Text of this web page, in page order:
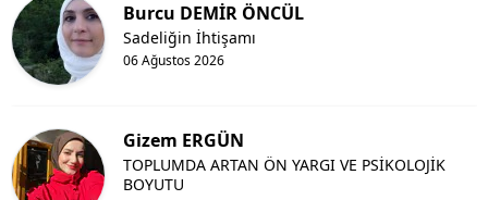
Burcu DEMİR ÖNCÜL
06 Ağustos 2026
Sadeliğin İhtişamı
Gizem ERGÜN
TOPLUMDA ARTAN ÖN YARGI VE PSİKOLOJİK
BOYUTU